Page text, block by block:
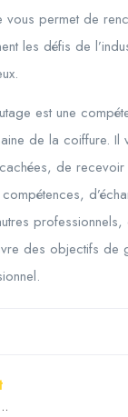
vous permet de
les défis de
est une
de la coiffure. Il
de
professionnels,
des objectifs de